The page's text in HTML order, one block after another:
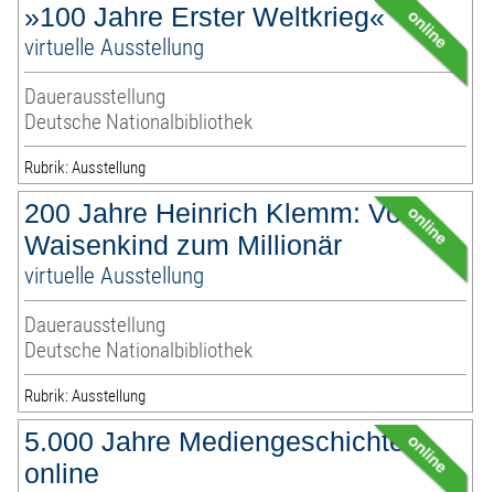
»100 Jahre Erster Weltkrieg«
virtuelle Ausstellung
Dauerausstellung
Deutsche Nationalbibliothek
Rubrik: Ausstellung
200 Jahre Heinrich Klemm: Vom
Waisenkind zum Millionär
virtuelle Ausstellung
Dauerausstellung
Deutsche Nationalbibliothek
Rubrik: Ausstellung
5.000 Jahre Mediengeschichte
online